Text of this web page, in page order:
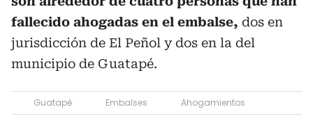
fallecido ahogadas en el embalse, dos en
jurisdicción de El Peñol y dos en la del
municipio de Guatapé.
Guatapé Embalses Ahogamientos